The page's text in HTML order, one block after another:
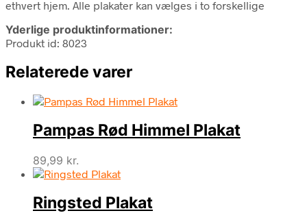
ethvert hjem. Alle plakater kan vælges i to forskellige
Yderlige produktinformationer:
Produkt id: 8023
Relaterede varer
Pampas Rød Himmel Plakat
89,99 kr.
Ringsted Plakat